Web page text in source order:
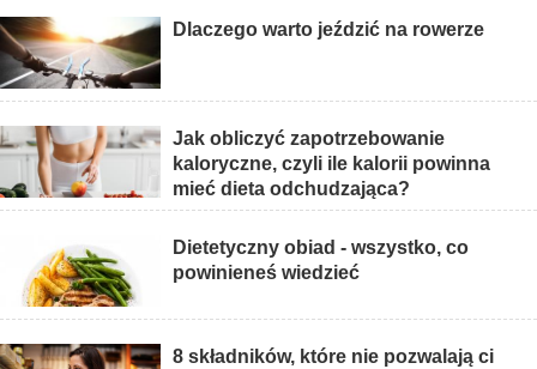
Dlaczego warto jeździć na rowerze
Jak obliczyć zapotrzebowanie
kaloryczne, czyli ile kalorii powinna
mieć dieta odchudzająca?
Dietetyczny obiad - wszystko, co
powinieneś wiedzieć
8 składników, które nie pozwalają ci